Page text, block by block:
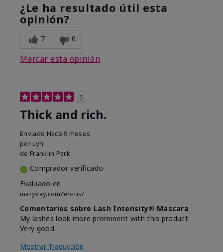
¿Le ha resultado útil esta
opinión?
7 0
Marcar esta opinión
5
Thick and rich.
Enviado Hace 9 meses
por Lyn
de Franklin Park
Comprador verificado
Evaluado en
marykay.com/en-us/
Comentarios sobre Lash Intensity® Mascara
My lashes look more prominent with this product.
Very good.
Mostrar Traducción